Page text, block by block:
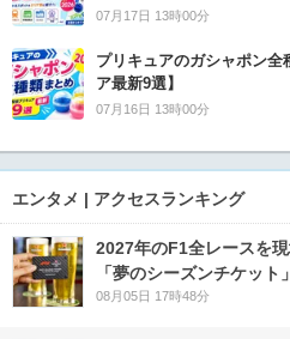
07月17日 13時00分
プリキュアのガシャポン全
ア最新9選】
07月16日 13時00分
エンタメ | アクセスランキング
2027年のF1全レースを
「夢のシーズンチケット
08月05日 17時48分